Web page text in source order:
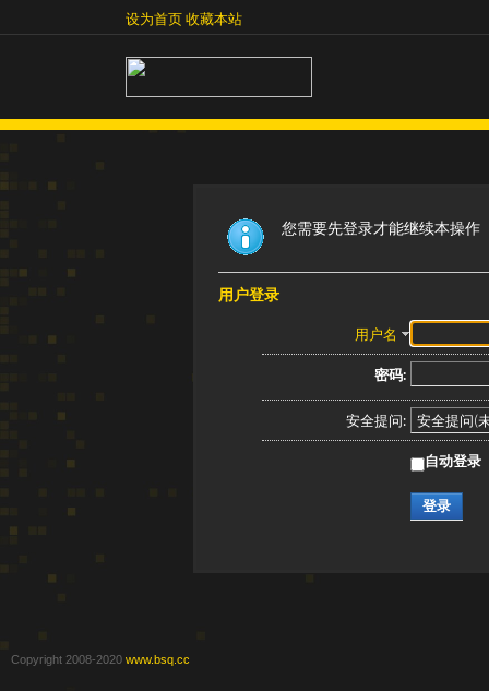
收藏本站设为首页收藏本站
您需要先登录才能继续本操作
用户登录
用户名
密码:
安全提问:
自动登录
登录
Copyright 2008-2020 www.bsq.cc